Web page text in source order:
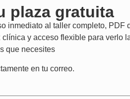
plaza gratuita
inmediato al taller completo, PDF
y acceso flexible para verlo
que necesites
en tu correo.